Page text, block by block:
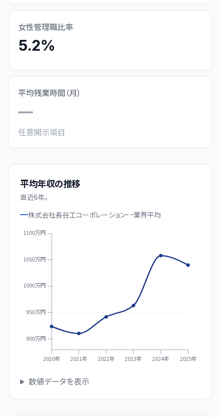
女性管理職比率
5.2%
平均残業時間（月）
—
任意開示項目
平均年収の推移
直近6年。
株式会社長谷工コーポレーション
業界平均
900万円
950万円
1000万円
1050万円
1100万円
2020年 2021年 2022年 2023年 2024年 2025年
数値データを表示